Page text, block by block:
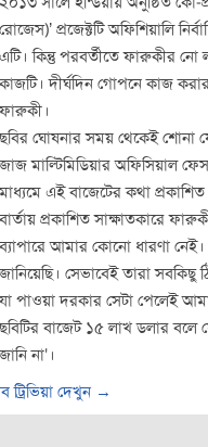
রোজেস)’ প্রজেক্টটি অফিশিয়ালি
এটি। কিন্তু পরবর্তীতে ফারুকীর নো
কাজটি। দীর্ঘদিন গোপনে কাজ
ফারুকী।
ছবির ঘোষনার সময় থেকেই শোনা
জাজ মাল্টিমিডিয়ার অফিসিয়াল
মাধ্যমে এই বাজেটের কথা
বার্তায় প্রকাশিত সাক্ষাতকারে
ব্যাপারে আমার কোনো ধারণা
জানিয়েছি। সেভাবেই তারা সবকিছু
যা পাওয়া দরকার সেটা পেলেই
ছবিটির বাজেট ১৫ লাখ ডলার বলে
জানি না'।
ট্রিভিয়া দেখুন →